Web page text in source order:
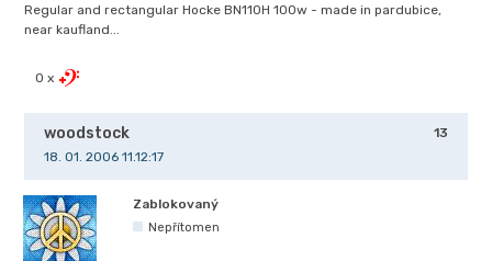
Regular and rectangular Hocke BN110H 100w - made in pardubice,
near kaufland...
0 x
13
woodstock
18. 01. 2006 11.12:17
Zablokovaný
Nepřítomen